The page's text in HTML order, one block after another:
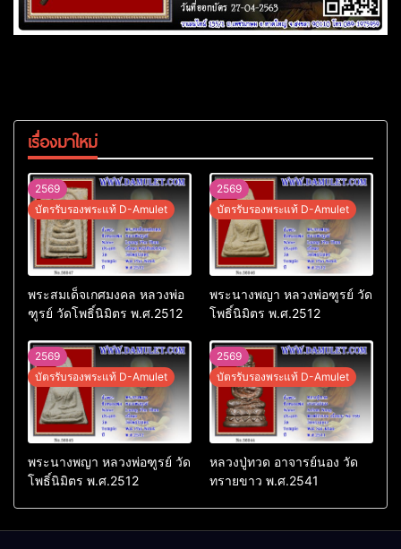
เรื่องมาใหม่
2569
บัตรรับรองพระแท้ D-Amulet
พระสมเด็จเกศมงคล หลวงพ่อ
ฑูรย์ วัดโพธิ์นิมิตร พ.ศ.2512
2569
บัตรรับรองพระแท้ D-Amulet
พระนางพญา หลวงพ่อฑูรย์ วัด
โพธิ์นิมิตร พ.ศ.2512
2569
บัตรรับรองพระแท้ D-Amulet
พระนางพญา หลวงพ่อฑูรย์ วัด
โพธิ์นิมิตร พ.ศ.2512
2569
บัตรรับรองพระแท้ D-Amulet
หลวงปู่ทวด อาจารย์นอง วัด
ทรายขาว พ.ศ.2541